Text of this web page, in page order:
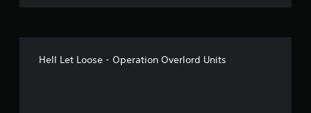
l
e
Hell Let Loose - Operation Overlord Units